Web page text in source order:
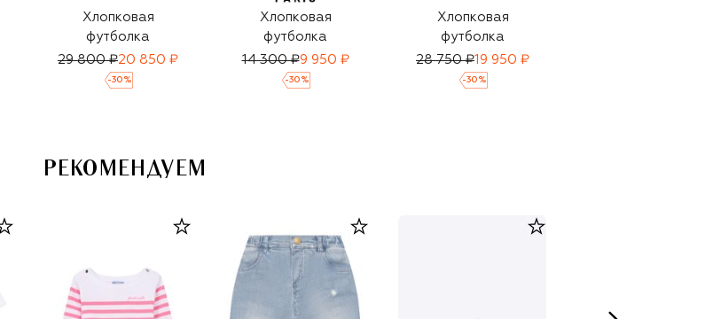
Хлопковая
футболка
29 800 ₽20 850 ₽
-30 %
Хлопковая
футболка
14 300 ₽9 950 ₽
-30 %
Хлопковая
футболка
28 750 ₽19 950 ₽
-30 %
РЕКОМЕНДУЕМ